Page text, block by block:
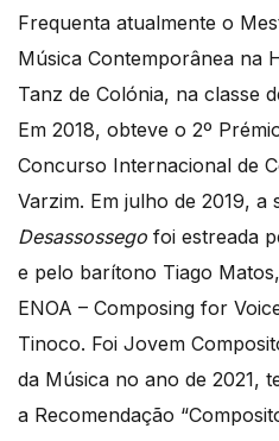
Frequenta atualmente o
Música Contemporânea na
Tanz de Colónia, na classe
Em 2018, obteve o 2º
Concurso Internacional de
Varzim. Em julho de 2019, a
Desassossego foi estreada
e pelo barítono Tiago
ENOA – Composing for
Tinoco. Foi Jovem
da Música no ano de 2021,
a Recomendação